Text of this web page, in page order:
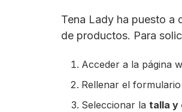
Tena Lady ha puesto a
de productos. Para
Acceder a la página
Rellenar el
Seleccionar latalla y